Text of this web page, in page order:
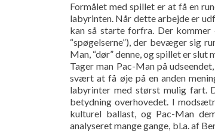
Formålet med spillet er at få en
labyrinten. Når dette arbejde er
kan så starte forfra. Der
“spøgelserne”), der bevæger sig
Man, “dør” denne, og spillet er slut
Tager man Pac-Man på
svært at få øje på en anden
labyrinter med størst mulig fart.
betydning overhovedet. I
kulturel ballast, og Pac-Man
analyseret mange gange, bl.a. af